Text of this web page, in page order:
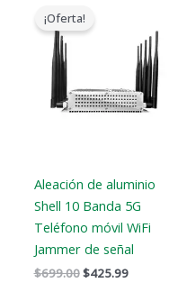
¡Oferta!
Aleación de aluminio
Shell 10 Banda 5G
Teléfono móvil WiFi
Jammer de señal
$699.00
original
$425.99
es:
$425.99.